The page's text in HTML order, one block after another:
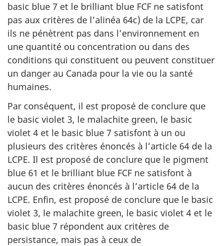
basic blue 7 et le brilliant blue FCF ne satisfont
pas aux critères de l’alinéa 64c) de la LCPE, car
ils ne pénètrent pas dans l’environnement en
une quantité ou concentration ou dans des
conditions qui constituent ou peuvent constituer
un danger au Canada pour la vie ou la santé
humaines.
Par conséquent, il est proposé de conclure que
le basic violet 3, le malachite green, le basic
violet 4 et le basic blue 7 satisfont à un ou
plusieurs des critères énoncés à l’article 64 de la
LCPE. Il est proposé de conclure que le pigment
blue 61 et le brilliant blue FCF ne satisfont à
aucun des critères énoncés à l’article 64 de la
LCPE. Enfin, est proposé de conclure que le basic
violet 3, le malachite green, le basic violet 4 et le
basic blue 7 répondent aux critères de
persistance, mais pas à ceux de